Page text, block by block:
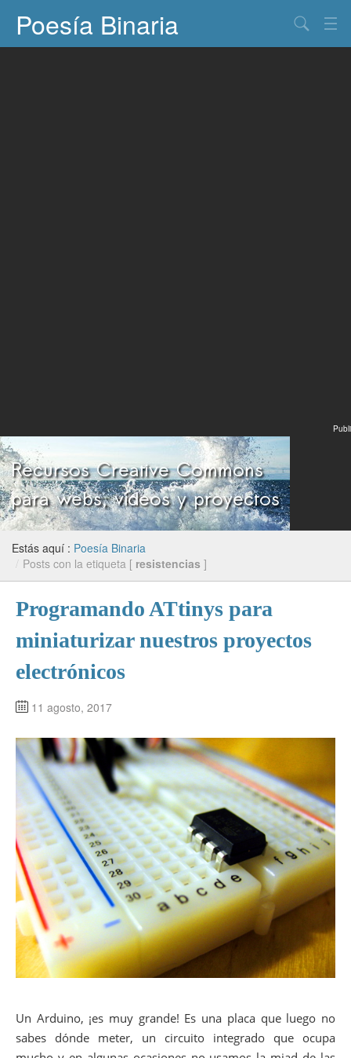
Poesía Binaria
Publi
Estás aquí : Poesía Binaria
/ Posts con la etiqueta [ resistencias ]
Programando ATtinys para
miniaturizar nuestros proyectos
electrónicos
11 agosto, 2017
Un Arduino, ¡es muy grande! Es una placa que luego no
sabes dónde meter, un circuito integrado que ocupa